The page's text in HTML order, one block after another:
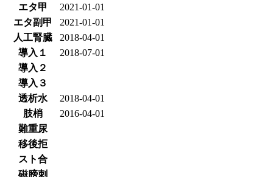
エタ甲
2021-01-01
エタ副甲
2021-01-01
人工腎臓
2018-04-01
導入１
2018-07-01
導入２
導入３
透析水
2018-04-01
肢梢
2016-04-01
難重尿
移後拒
スト合
磁膀刺